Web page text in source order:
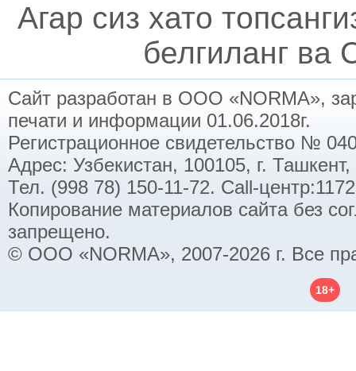
Агар сиз хато
белгиланг ва
Сайт разработан в ООО «NORMA»,
печати и информации 01.06.2018г.
Регистрационное свидетельство №
Адрес: Узбекистан, 100105, г.
Тел. (998 78) 150-11-72. Call-
Копирование материалов сайта без
запрещено.
© ООО «NORMA», 2007-2026 г. Все
18+